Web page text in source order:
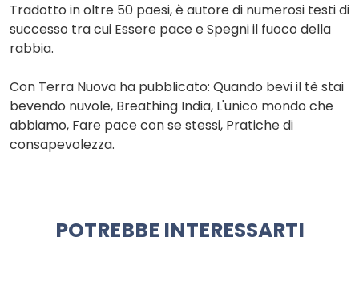
Tradotto in oltre 50 paesi, è autore di numerosi testi di
successo tra cui Essere pace e Spegni il fuoco della
rabbia.
Con Terra Nuova ha pubblicato: Quando bevi il tè stai
bevendo nuvole, Breathing India, L'unico mondo che
abbiamo, Fare pace con se stessi, Pratiche di
consapevolezza.
POTREBBE INTERESSARTI